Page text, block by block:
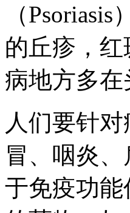
（
的丘疹，
病地方多
人们要针
冒、咽炎
于免疫功